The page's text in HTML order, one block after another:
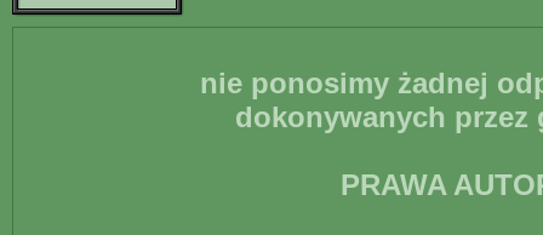
nie ponosimy żadnej
dokonywanych
PRAWA